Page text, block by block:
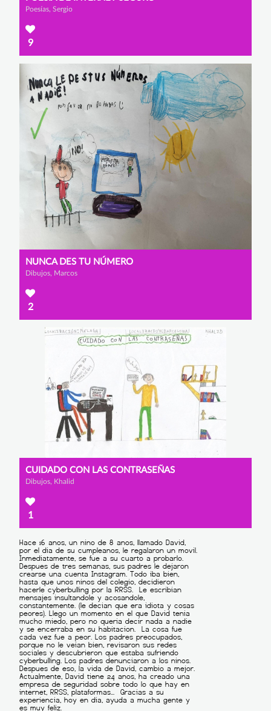
Poesías, Sergio
9
NUNCA DES TU NÚMERO
Dibujos, Marcos
2
CUIDADO CON LAS CONTRASEÑAS
Dibujos, Khalid
1